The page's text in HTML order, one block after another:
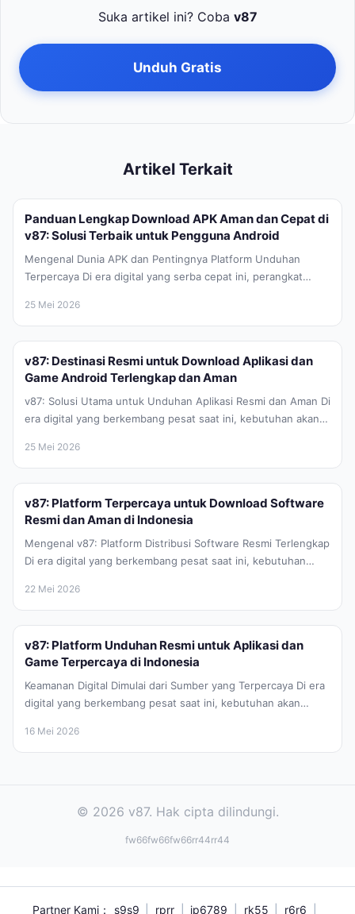
Suka artikel ini? Coba v87
Unduh Gratis
Artikel Terkait
Panduan Lengkap Download APK Aman dan Cepat di
v87: Solusi Terbaik untuk Pengguna Android
Mengenal Dunia APK dan Pentingnya Platform Unduhan
Terpercaya Di era digital yang serba cepat ini, perangkat
25 Mei 2026
v87: Destinasi Resmi untuk Download Aplikasi dan
Game Android Terlengkap dan Aman
v87: Solusi Utama untuk Unduhan Aplikasi Resmi dan Aman Di
era digital yang berkembang pesat saat ini, kebutuhan akan
25 Mei 2026
v87: Platform Terpercaya untuk Download Software
Resmi dan Aman di Indonesia
Mengenal v87: Platform Distribusi Software Resmi Terlengkap
Di era digital yang berkembang pesat saat ini, kebutuhan
22 Mei 2026
v87: Platform Unduhan Resmi untuk Aplikasi dan
Game Terpercaya di Indonesia
Keamanan Digital Dimulai dari Sumber yang Terpercaya Di era
digital yang berkembang pesat saat ini, kebutuhan akan
16 Mei 2026
© 2026 v87. Hak cipta dilindungi.
fw66fw66fw66rr44rr44
Partner Kami： s9s9 rprr jp6789 rk55 r6r6